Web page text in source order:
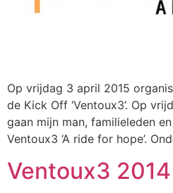
Op vrijdag 3 april 2015
de Kick Off ‘Ventoux3’. Op
gaan mijn man, familieleden
Ventoux3 ‘A ride for hope’.
Ventoux3